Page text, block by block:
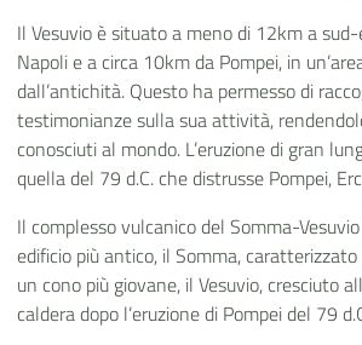
Il Vesuvio è situato a meno di 12km a
Napoli e a circa 10km da Pompei, in
dall’antichità. Questo ha permesso di
testimonianze sulla sua attività,
conosciuti al mondo. L’eruzione di gran
quella del 79 d.C. che distrusse Pompei,
Il complesso vulcanico del Somma-
edificio più antico, il Somma,
un cono più giovane, il Vesuvio, cresciuto
caldera dopo l’eruzione di Pompei del 79